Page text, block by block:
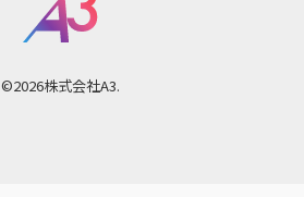
©2026株式会社A3.